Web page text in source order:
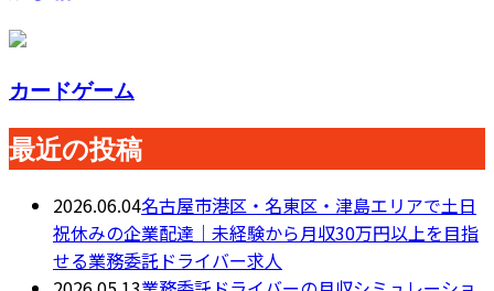
カードゲーム
最近の投稿
2026.06.04名古屋市港区・名東区・津島エリアで土日
祝休みの企業配達｜未経験から月収30万円以上を目指
せる業務委託ドライバー求人